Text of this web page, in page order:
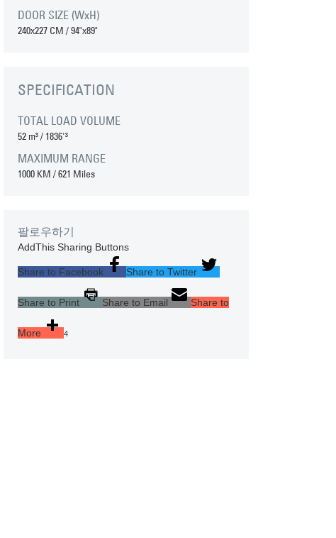
DOOR SIZE (WxH)
240x227 CM / 94"x89"
SPECIFICATION
TOTAL LOAD VOLUME
52 m³/ 1836'³
MAXIMUM RANGE
1000 KM /621 Miles
팔로우하기
AddThis Sharing Buttons
Share to Facebook Share to Twitter
Share to Print Share to Email Share to
More 4